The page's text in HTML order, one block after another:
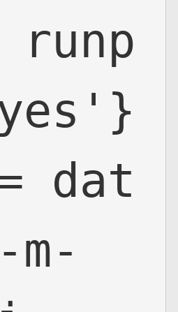
runp
= dat